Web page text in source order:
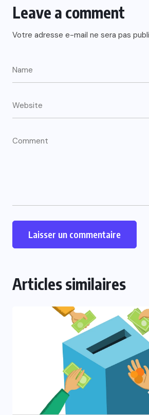
Leave a comment
Votre adresse e-mail ne sera pas
Articles similaires